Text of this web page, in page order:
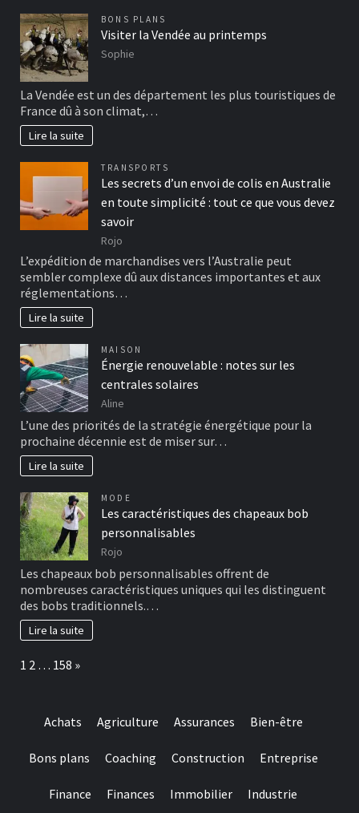
BONS PLANS
Visiter la Vendée au printemps
Sophie
La Vendée est un des département les plus touristiques de
France dû à son climat,…
Lire la suite
TRANSPORTS
Les secrets d’un envoi de colis en Australie
en toute simplicité : tout ce que vous devez
savoir
Rojo
L’expédition de marchandises vers l’Australie peut
sembler complexe dû aux distances importantes et aux
réglementations…
Lire la suite
MAISON
Énergie renouvelable : notes sur les
centrales solaires
Aline
L’une des priorités de la stratégie énergétique pour la
prochaine décennie est de miser sur…
Lire la suite
MODE
Les caractéristiques des chapeaux bob
personnalisables
Rojo
Les chapeaux bob personnalisables offrent de
nombreuses caractéristiques uniques qui les distinguent
des bobs traditionnels.…
Lire la suite
Page:
1 2 … 158 Next
»
Achats Agriculture Assurances Bien-être
Bons plans Coaching Construction Entreprise
Finance Finances Immobilier Industrie